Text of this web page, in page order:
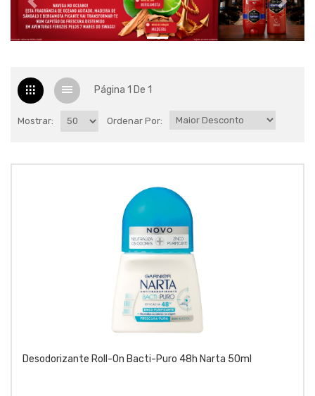
Página 1 De 1
Mostrar: Ordenar Por:
Desodorizante Roll-On Bacti-Puro 48h Narta 50ml